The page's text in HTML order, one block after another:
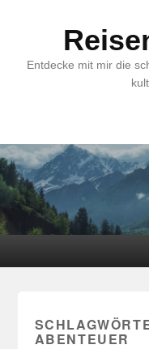
Entdecke mit mir die
ABENTEUER